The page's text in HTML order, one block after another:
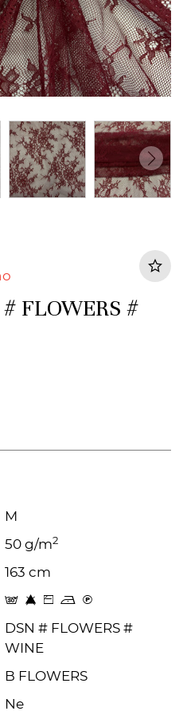
FLOWERS #
M
50 g/m2
163 cm
s 8 Z o C
DSN # FLOWERS #
WINE
B FLOWERS
Ne